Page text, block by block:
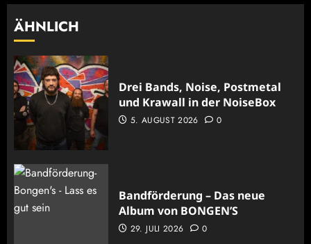
ÄHNLICH
Drei Bands, Noise, Postmetal
und Krawall in der NoiseBox
5. AUGUST 2026 0
Bandförderung – Das neue
Album von BONGEN’S
29. JULI 2026 0